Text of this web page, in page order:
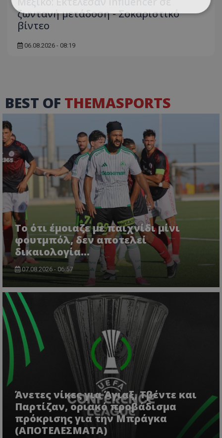
ζωντανή μετάδοση - Σοκαριστικό
βίντεο
06.08.2026 - 08:19
BEST OF THEMASPORTS
Το ότι έμοιαζε με παιχνίδι μίνι
φουτμπόλ, δεν αποτελεί
δικαιολογία…
07.08.2026 - 06:57
Άνετες νίκες για Άγιαξ, Τβέντε και
Παρτίζαν, οριακό προβάδισμα
πρόκρισης για την Μπράγκα
(ΑΠΟΤΕΛΕΣΜΑΤΑ)